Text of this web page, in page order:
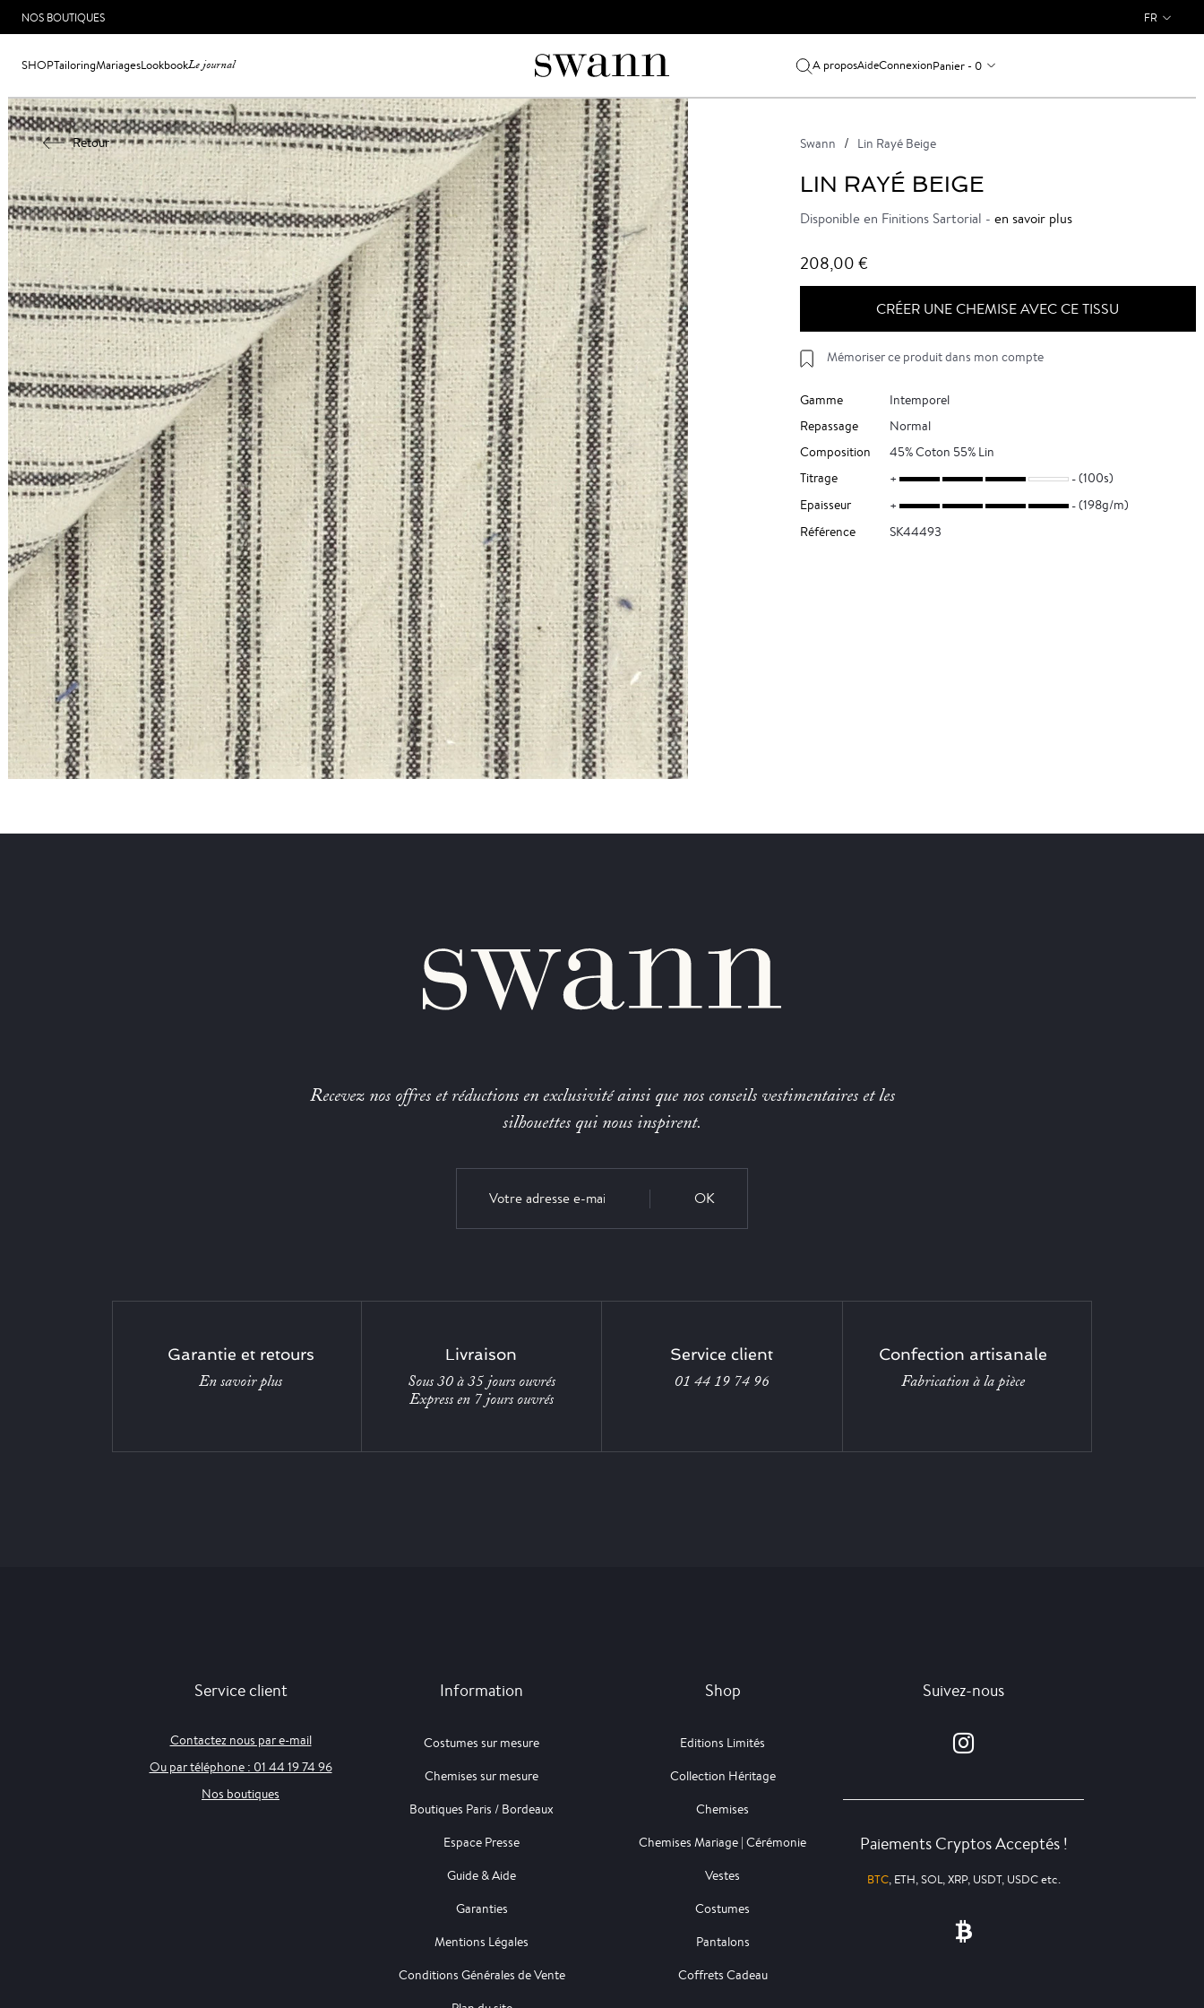
NOS BOUTIQUES FR
SHOPTailoringMariagesLookbookLe journal A proposAideConnexionPanier - 0
Retour Swann Lin Rayé Beige
LIN RAYÉ BEIGE
Disponible en Finitions Sartorial - en savoir plus
208,00 €
CRÉER UNE CHEMISE AVEC CE TISSU
Mémoriser ce produit dans mon compte
Gamme
Intemporel
Repassage
Normal
Composition
45% Coton 55% Lin
Titrage
(100s)
Epaisseur
(198g/m)
Référence
SK44493
Recevez nos offres et réductions en exclusivité ainsi que nos conseils vestimentaires et les
silhouettes qui nous inspirent.
OK
Garantie et retours
En savoir plus
Livraison
Sous 30 à 35 jours ouvrés
Express en 7 jours ouvrés
Service client
01 44 19 74 96
Confection artisanale
Fabrication à la pièce
Service client
Contactez nous par e-mail
Ou par téléphone : 01 44 19 74 96
Nos boutiques
Information
Costumes sur mesure
Chemises sur mesure
Boutiques Paris / Bordeaux
Espace Presse
Guide & Aide
Garanties
Mentions Légales
Conditions Générales de Vente
Shop
Editions Limités
Collection Héritage
Chemises
Chemises Mariage | Cérémonie
Vestes
Costumes
Pantalons
Coffrets Cadeau
Suivez-nous
Paiements Cryptos Acceptés !
BTC, ETH, SOL, XRP, USDT, USDC etc.